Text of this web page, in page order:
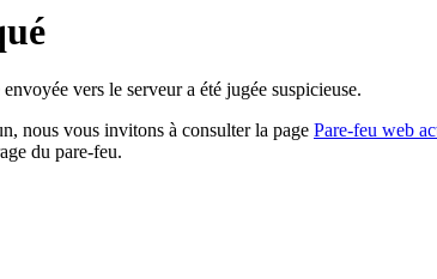
vers le serveur a été jugée suspicieuse.
nous vous invitons à consulter la page Pare-feu web
du pare-feu.